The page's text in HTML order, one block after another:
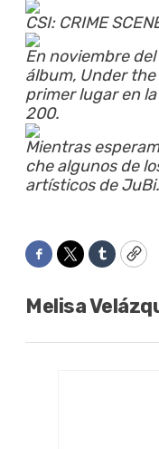
CSI: CRIME
En noviembre
álbum, Under
primer lugar en
200.
Mientras
che algunos de
artísticos de JuBi.
Facebook
TwitterTumblr
Melisa